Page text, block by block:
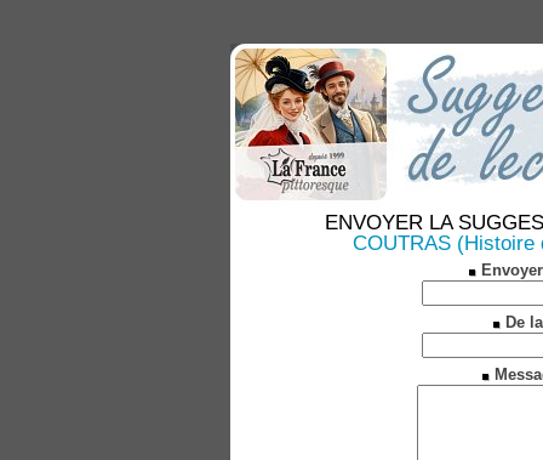
ENVOYER LA
COUTRAS
De